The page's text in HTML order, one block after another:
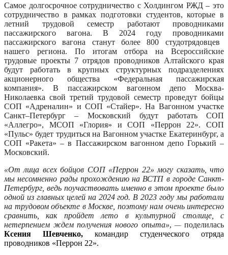
Самое долгосрочное сотрудничество с Холдингом РЖД – это
сотрудничество в рамках подготовки студентов, которые в
летний трудовой семестр работают проводниками
пассажирского вагона. В 2024 году проводниками
пассажирского вагона станутболее 800 студотрядовцев
нашего региона. По итогам отбора на Всероссийские
трудовые проекты 7 отрядов проводников Алтайского края
будут работать в крупных структурных подразделениях
акционерного общества «Федеральная пассажирская
компания». В пассажирском вагонном депо Москва-
Николаевка свой третий трудовой семестр проведут бойцы
СОП «Адреналин» и СОП «Стайер».На Вагонном участке
Санкт–Петербург – Московский будут работатьСОП
«Аллегро», МСОП «Глория» и СОП «Перрон 22».СОП
«Пульс» будет трудиться на Вагонном участке Екатеринбург, а
СОП «Ракета» –в Пассажирском вагонном депо Горький –
Московский.
«От лица всех бойцов СОП «Перрон 22» могу сказать, что
мы несомненно рады прохождениюна ВСТП в городе Санкт-
Петербург, ведь поучаствовать именно в этом проекте было
одной из главных целей на 2024 год. В 2023 году мыработали
на трудовом объекте в Москве, поэтому нам очень интересно
сравнить, как пройдет лето в культурной столице, с
нетерпением ждем получения нового опыта»,—поделилась
Ксения Шевченко,
командир студенческого отряда
проводников «Перрон 22».